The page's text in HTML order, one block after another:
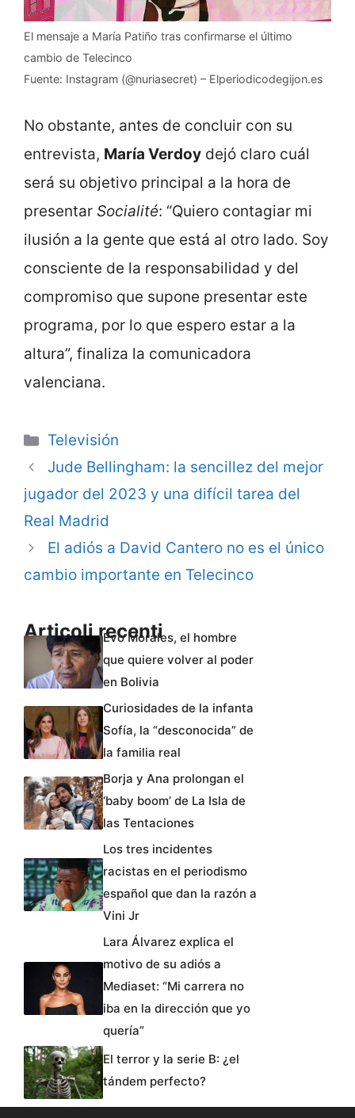
El mensaje a María Patiño tras confirmarse el último
cambio de Telecinco
Fuente: Instagram (@nuriasecret) – Elperiodicodegijon.es
No obstante, antes de concluir con su
entrevista, María Verdoy dejó claro cuál
será su objetivo principal a la hora de
presentar Socialité: “Quiero contagiar mi
ilusión a la gente que está al otro lado. Soy
consciente de la responsabilidad y del
compromiso que supone presentar este
programa, por lo que espero estar a la
altura”, finaliza la comunicadora
valenciana.
Categorie
Televisión
Jude Bellingham: la sencillez del mejor
jugador del 2023 y una difícil tarea del
Real Madrid
El adiós a David Cantero no es el único
cambio importante en Telecinco
Articoli recentiEvo Morales, el hombre
que quiere volver al poder
en Bolivia
Curiosidades de la infanta
Sofía, la “desconocida” de
la familia real
Borja y Ana prolongan el
‘baby boom’ de La Isla de
las Tentaciones
Los tres incidentes
racistas en el periodismo
español que dan la razón a
Vini Jr
Lara Álvarez explica el
motivo de su adiós a
Mediaset: “Mi carrera no
iba en la dirección que yo
quería”
El terror y la serie B: ¿el
tándem perfecto?